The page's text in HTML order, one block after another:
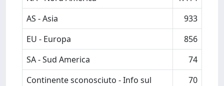
AS - Asia
933
EU - Europa
856
SA - Sud America
74
Continente sconosciuto - Info sul
70